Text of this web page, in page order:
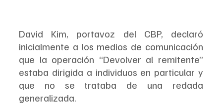
David Kim, portavoz del CBP, declaró
inicialmente a los medios de comunicación
que la operación “Devolver al remitente”
estaba dirigida a individuos en particular y
que no se trataba de una redada
generalizada.